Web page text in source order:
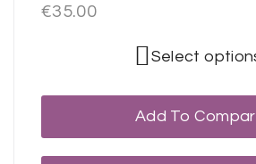
€35.00
Select
Add To